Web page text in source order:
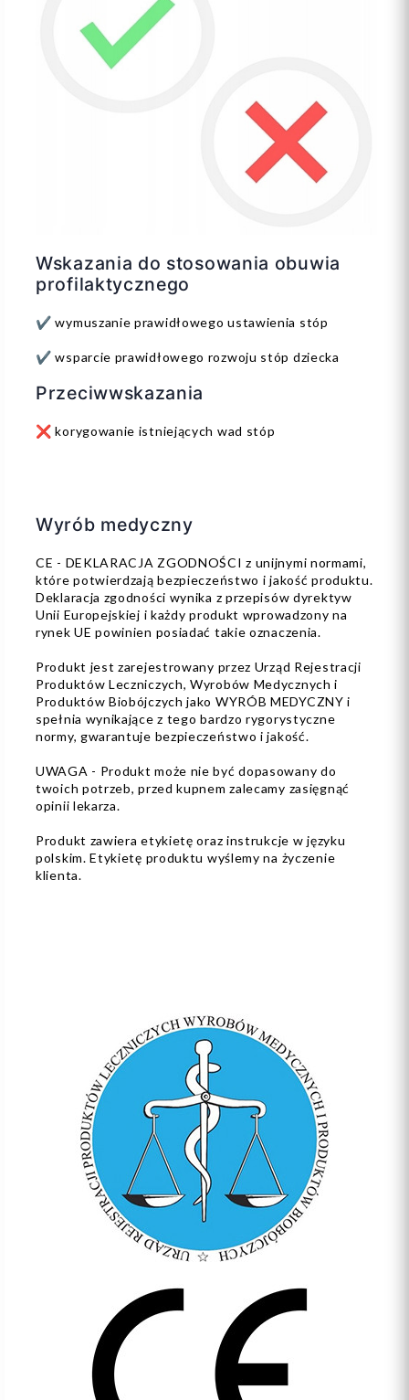
Wskazania do stosowania obuwia
profilaktycznego
✔️ wymuszanie prawidłowego ustawienia stóp
✔️ wsparcie prawidłowego rozwoju stóp dziecka
Przeciwwskazania
❌ korygowanie istniejących wad stóp
Wyrób medyczny
CE - DEKLARACJA ZGODNOŚCI z unijnymi normami,
które potwierdzają bezpieczeństwo i jakość produktu.
Deklaracja zgodności wynika z przepisów dyrektyw
Unii Europejskiej i każdy produkt wprowadzony na
rynek UE powinien posiadać takie oznaczenia.
Produkt jest zarejestrowany przez Urząd Rejestracji
Produktów Leczniczych, Wyrobów Medycznych i
Produktów Biobójczych jako WYRÓB MEDYCZNY i
spełnia wynikające z tego bardzo rygorystyczne
normy, gwarantuje bezpieczeństwo i jakość.
UWAGA - Produkt może nie być dopasowany do
twoich potrzeb, przed kupnem zalecamy zasięgnąć
opinii lekarza.
Produkt zawiera etykietę oraz instrukcje w języku
polskim. Etykietę produktu wyślemy na życzenie
klienta.